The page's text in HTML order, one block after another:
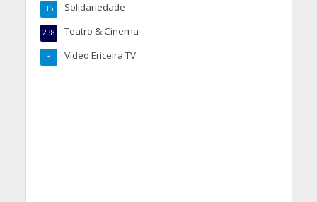
Solidariedade
35
Teatro & Cinema
238
Vídeo Ericeira TV
3